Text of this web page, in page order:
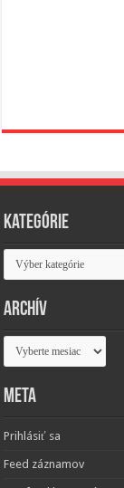
Kategórie
Kategórie
Archív
Archív
Meta
Prihlásiť sa
Feed záznamov